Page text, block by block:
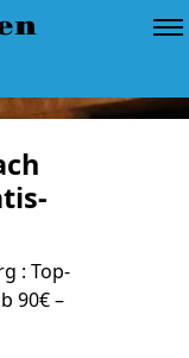
: Top-
90€ –